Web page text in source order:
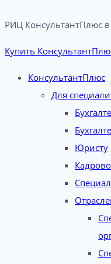
РИЦ КонсультантПлюс
Купить
КонсультантПлюс
Для
Юристу